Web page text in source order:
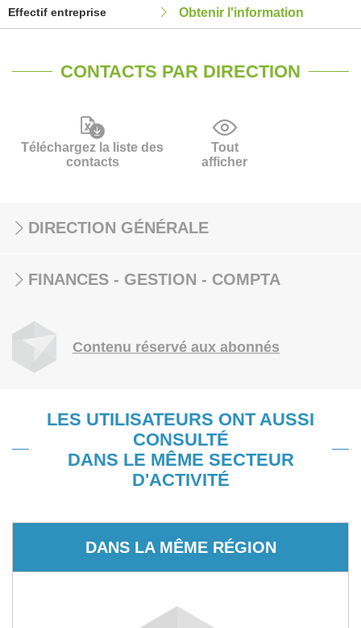
Effectif entreprise Obtenir l'information
CONTACTS PAR DIRECTION
Téléchargez la liste des
contacts
Tout
afficher
DIRECTION GÉNÉRALE
FINANCES - GESTION - COMPTA
Contenu réservé aux abonnés
LES UTILISATEURS ONT AUSSI
CONSULTÉ
DANS LE MÊME SECTEUR
D'ACTIVITÉ
DANS LA MÊME RÉGION